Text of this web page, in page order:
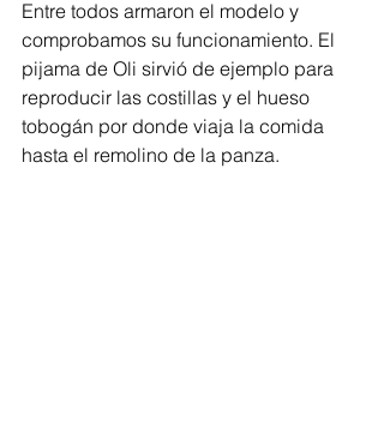
Entre todos armaron el modelo y
comprobamos su funcionamiento. El
pijama de Oli sirvió de ejemplo para
reproducir las costillas y el hueso
tobogán por donde viaja la comida
hasta el remolino de la panza.